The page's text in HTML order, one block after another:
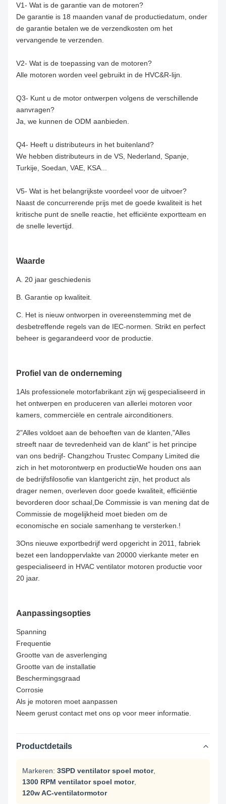
V1- Wat is de garantie van de motoren?
De garantie is 18 maanden vanaf de productiedatum, onder
de garantie betalen we de verzendkosten om het
vervangende te verzenden.
V2- Wat is de toepassing van de motoren?
Alle motoren worden veel gebruikt in de HVC&R-lijn.
Q3- Kunt u de motor ontwerpen volgens de verschillende
aanvragen?
Ja, we kunnen de ODM aanbieden.
Q4- Heeft u distributeurs in het buitenland?
We hebben distributeurs in de VS, Nederland, Spanje,
Turkije, Soedan, VAE, KSA...
V5- Wat is het belangrijkste voordeel voor de uitvoer?
Naast de concurrerende prijs met de goede kwaliteit is het
kritische punt de snelle reactie, het efficiënte exportteam en
de snelle levertijd.
Waarde
A. 20 jaar geschiedenis
B. Garantie op kwaliteit.
C. Het is nieuw ontworpen in overeenstemming met de
desbetreffende regels van de IEC-normen. Strikt en perfect
beheer is gegarandeerd voor de productie.
Profiel van de onderneming
1Als professionele motorfabrikant zijn wij gespecialiseerd in
het ontwerpen en produceren van allerlei motoren voor
kamers, commerciële en centrale airconditioners.
2"Alles voldoet aan de behoeften van de klanten,"Alles
streeft naar de tevredenheid van de klant" is het principe
van ons bedrijf- Changzhou Trustec Company Limited die
zich in het motorontwerp en productieWe houden ons aan
de bedrijfsfilosofie van klantgericht zijn, het product als
drager nemen, overleven door goede kwaliteit, efficiëntie
bevorderen door schaal,De Commissie is van mening dat de
Commissie de mogelijkheid moet bieden om de
economische en sociale samenhang te versterken.!
3Ons nieuwe exportbedrijf werd opgericht in 2011, fabriek
bezet een landoppervlakte van 20000 vierkante meter en
gespecialiseerd in HVAC ventilator motoren productie voor
20 jaar.
Aanpassingsopties
Spanning
Frequentie
Grootte van de asverlenging
Grootte van de installatie
Beschermingsgraad
Corrosie
Als je motoren moet aanpassen
Neem gerust contact met ons op voor meer informatie.
Productdetails
Markeren: 3SPD ventilator spoel motor,
1300 RPM ventilator spoel motor,
120w AC-ventilatormotor